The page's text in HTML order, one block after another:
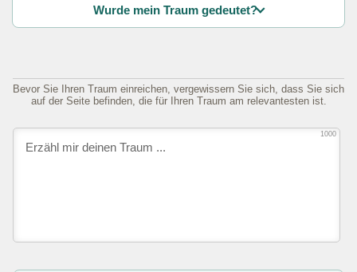
Wurde mein Traum gedeutet?
Bevor Sie Ihren Traum einreichen, vergewissern Sie sich, dass Sie sich
auf der Seite befinden, die für Ihren Traum am relevantesten ist.
1000